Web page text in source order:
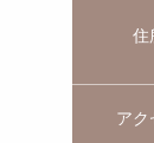
住
アク